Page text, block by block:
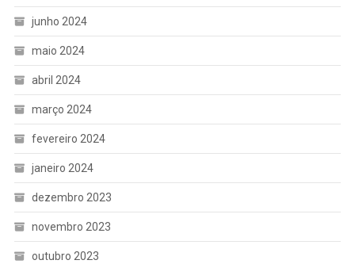
junho 2024
maio 2024
abril 2024
março 2024
fevereiro 2024
janeiro 2024
dezembro 2023
novembro 2023
outubro 2023